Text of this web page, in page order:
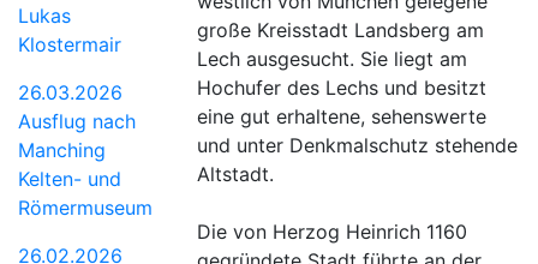
Lukas
Klostermair
26.03.2026
Ausflug nach
Manching
Kelten- und
Römermuseum
26.02.2026
große Kreisstadt Landsberg am
Lech ausgesucht. Sie liegt am
Hochufer des Lechs und besitzt
eine gut erhaltene, sehenswerte
und unter Denkmalschutz stehende
Altstadt.
Die von Herzog Heinrich 1160